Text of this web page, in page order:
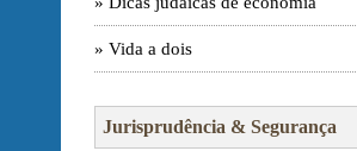
» Vida a dois
Jurisprudência & Segurança